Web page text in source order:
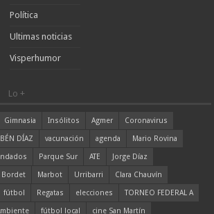
Política
Ultimas noticias
Visperhumor
Lo +
Gimnasia Insólitos Agmer
Coronavirus
DÍAZ vacunación agenda
Mario Rovina
Parque Sur ATE
Jorge Díaz
Bordet Marbot Urribarri
Clara Chauvín
fútbol Regatas elecciones
TORNEO FEDERAL A
fútbol local cine San Martín